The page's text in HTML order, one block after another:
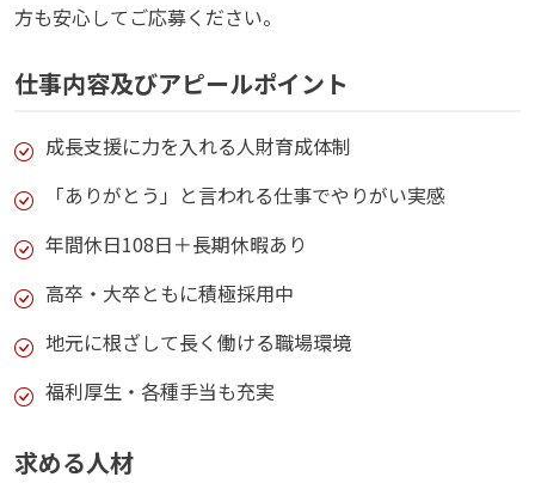
方も安心してご応募ください。
仕事内容及びアピールポイント
成長支援に力を入れる人財育成体制
「ありがとう」と言われる仕事でやりがい実感
年間休日108日＋長期休暇あり
高卒・大卒ともに積極採用中
地元に根ざして長く働ける職場環境
福利厚生・各種手当も充実
求める人材